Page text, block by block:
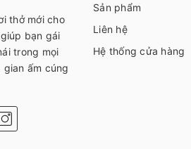
thở mới cho
bạn gái
trong mọi
ấm cúng
Sản phẩm
Liên hệ
Hệ thống cửa hàng